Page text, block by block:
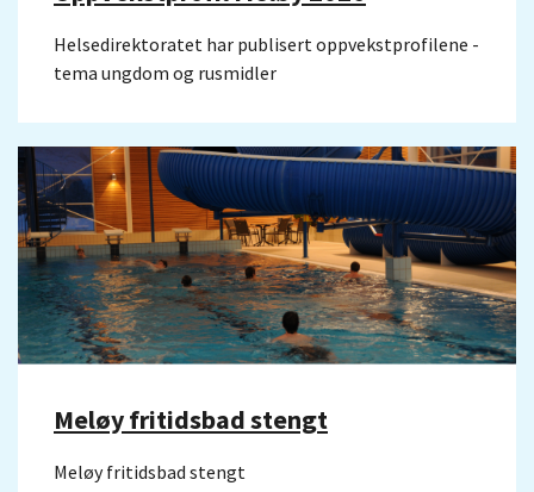
Helsedirektoratet har publisert oppvekstprofilene -
tema ungdom og rusmidler
Meløy fritidsbad stengt
Meløy fritidsbad stengt